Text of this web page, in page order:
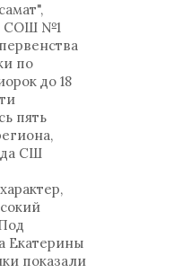
СОШ №1
по
до 18
пять
СШ
Екатерины
показали